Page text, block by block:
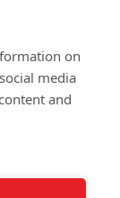
on
media
and